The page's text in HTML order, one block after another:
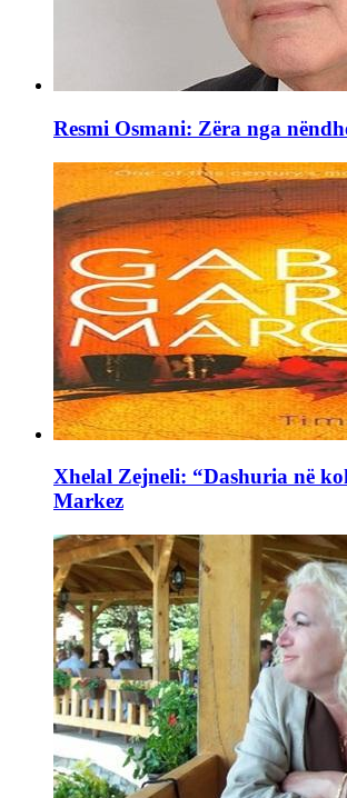
Resmi Osmani: Zëra nga
Xhelal Zejneli: “Dashuria në
Markez